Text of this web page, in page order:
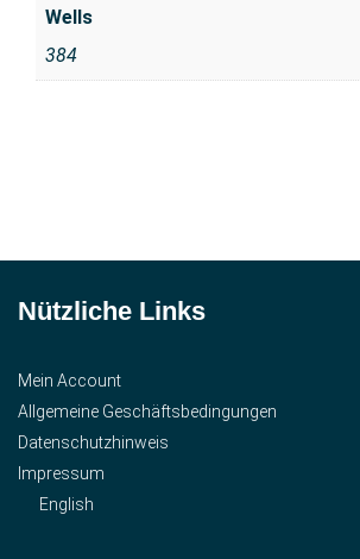
Wells
384
Nützliche Links
Mein Account
Allgemeine Geschäftsbedingungen
Datenschutzhinweis
Impressum
English